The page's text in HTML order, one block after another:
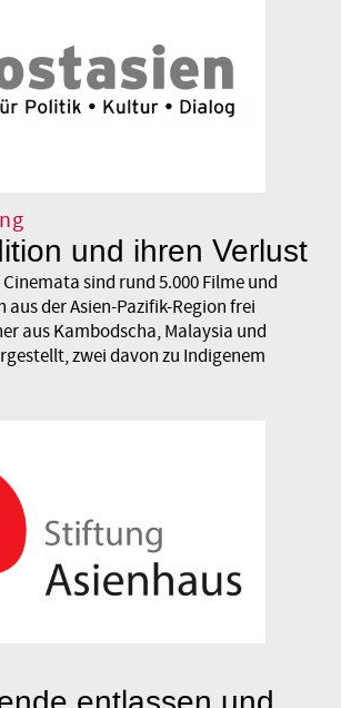
und ihren Verlust
sind rund 5.000 Filme und
der Asien-Pazifik-Region frei
aus Kambodscha, Malaysia und
zwei davon zu Indigenem